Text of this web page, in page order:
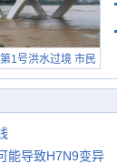
1号洪水过境 市民
汛况
能导致H7N9变异